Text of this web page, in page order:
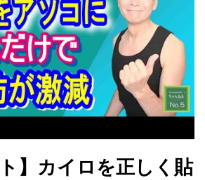
ト】カイロを正しく貼